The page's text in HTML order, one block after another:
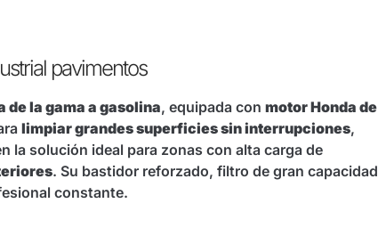
pavimentos
la gama a gasolina, equipada con motor Honda de
limpiar grandes superficies sin interrupciones,
la solución ideal para zonas con alta carga de
. Su bastidor reforzado, filtro de gran capacidad
constante.